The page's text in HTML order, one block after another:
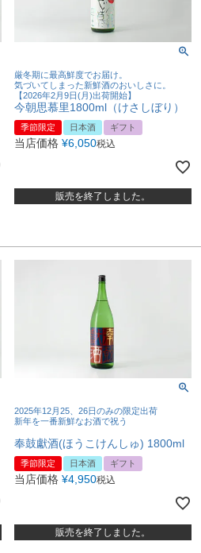
厳冬期に最高鮮度でお届け。
気づいてしまった新鮮酒のおいしさに。
【2026年2月9日(月)出荷開始】
今朝思慕里1800ml（けさしぼり）
季節限定 日本酒 ギフト
当店価格 ¥6,050税込
販売を終了しました。
2025年12月25、26日のみの限定出荷
新年を一番新鮮なお酒で祝う
奉鼓獻酒(ほうこけんしゅ) 1800ml
季節限定 日本酒 ギフト
当店価格 ¥4,950税込
販売を終了しました。